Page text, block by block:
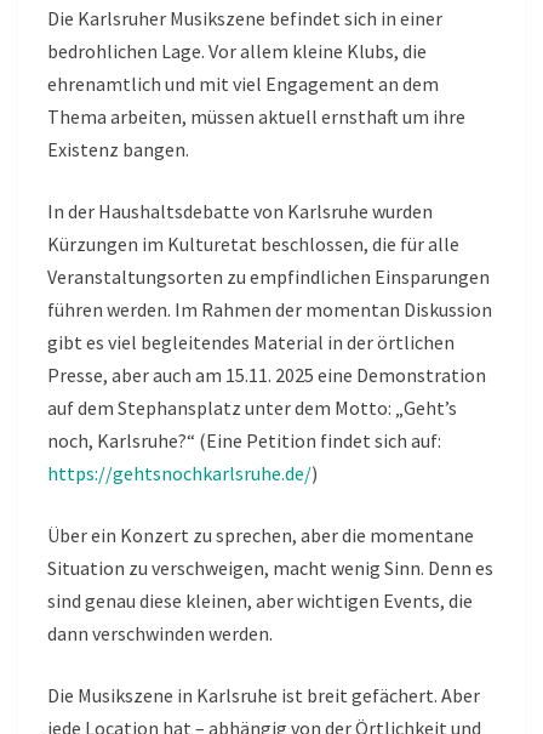
Die Karlsruher Musikszene befindet sich in einer
bedrohlichen Lage. Vor allem kleine Klubs, die
ehrenamtlich und mit viel Engagement an dem
Thema arbeiten, müssen aktuell ernsthaft um ihre
Existenz bangen.
In der Haushaltsdebatte von Karlsruhe wurden
Kürzungen im Kulturetat beschlossen, die für alle
Veranstaltungsorten zu empfindlichen Einsparungen
führen werden. Im Rahmen der momentan Diskussion
gibt es viel begleitendes Material in der örtlichen
Presse, aber auch am 15.11. 2025 eine Demonstration
auf dem Stephansplatz unter dem Motto: „Geht’s
noch, Karlsruhe?“ (Eine Petition findet sich auf:
https://gehtsnochkarlsruhe.de/)
Über ein Konzert zu sprechen, aber die momentane
Situation zu verschweigen, macht wenig Sinn. Denn es
sind genau diese kleinen, aber wichtigen Events, die
dann verschwinden werden.
Die Musikszene in Karlsruhe ist breit gefächert. Aber
jede Location hat – abhängig von der Örtlichkeit und